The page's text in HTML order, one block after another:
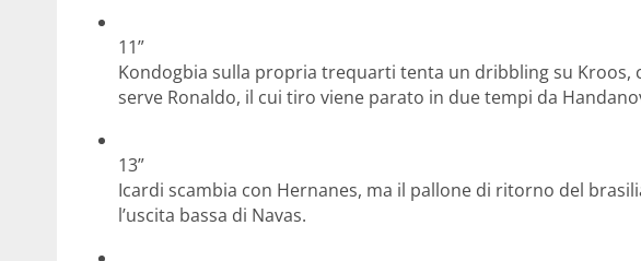
11”
Kondogbia sulla propria trequarti tenta un dribbling su Kroos,
serve Ronaldo, il cui tiro viene parato in due tempi da
13”
Icardi scambia con Hernanes, ma il pallone di ritorno del
l’uscita bassa di Navas.